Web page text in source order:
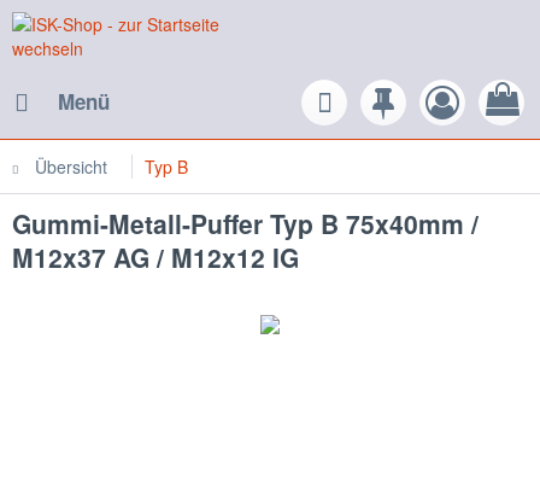
Menü
Übersicht Typ B
Gummi-Metall-Puffer Typ B 75x40mm /
M12x37 AG / M12x12 IG